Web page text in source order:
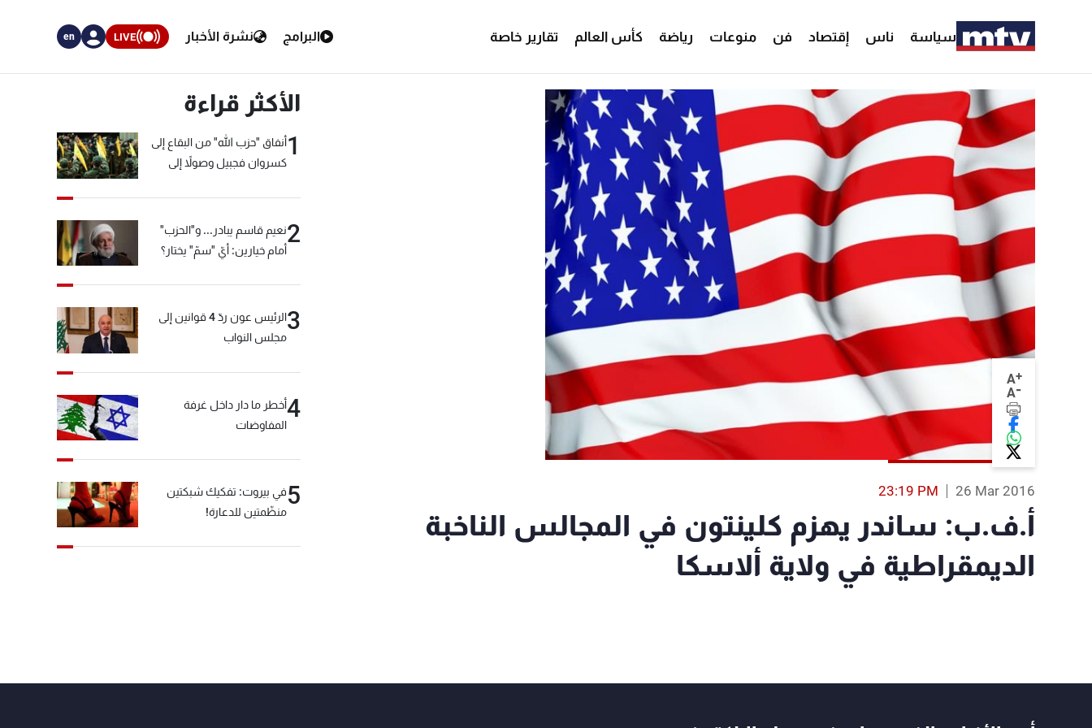
سياسة ناس إقتصاد فن منوعات رياضة كأس العالم تقارير خاصة البرامج نشرة الأخبار LIVE
en
A+
A-
26 Mar 2016
23:19 PM
أ.ف.ب: ساندر يهزم كلينتون في المجالس الناخبة
الديمقراطية في ولاية ألاسكا
الأكثر قراءة
1أنفاق "حزب الله" من البقاع إلى
كسروان فجبيل وصولاً إلى
2نعيم قاسم يبادر... و"الحزب"
أمام خيارين: أيّ "سمّ" يختار؟
3
الرئيس عون ردّ 4 قوانين إلى
مجلس النواب
4أخطر ما دار داخل غرفة
المفاوضات
5في بيروت: تفكيك شبكتين
منظّمتين للدعارة!